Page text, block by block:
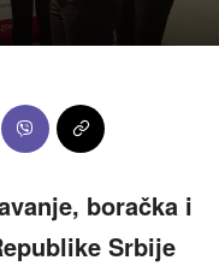
boračka i
Srbije